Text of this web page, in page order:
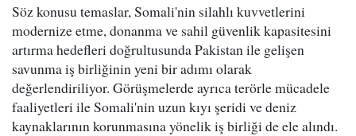
Söz konusu temaslar, Somali'nin silahlı kuvvetlerini
modernize etme, donanma ve sahil güvenlik kapasitesini
artırma hedefleri doğrultusunda Pakistan ile gelişen
savunma iş birliğinin yeni bir adımı olarak
değerlendiriliyor. Görüşmelerde ayrıca terörle mücadele
faaliyetleri ile Somali'nin uzun kıyı şeridi ve deniz
kaynaklarının korunmasına yönelik iş birliği de ele alındı.